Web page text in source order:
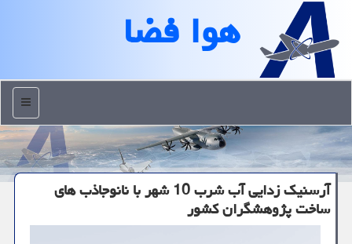
هوا فضا
منو
آرسنیك زدایی آب شرب 10 شهر با نانوجاذب های
ساخت پژوهشگران كشور